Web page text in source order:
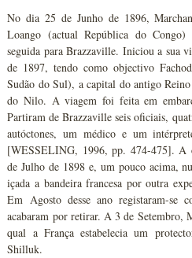
No dia 25 de Junho de 1896,
Loango (actual República do
seguida para Brazzaville. Iniciou a sua
de 1897, tendo como objectivo
Sudão do Sul), a capital do antigo
do Nilo. A viagem foi feita em
Partiram de Brazzaville seis oficiais,
autóctones, um médico e um
[WESSELING, 1996, pp. 474-475]. A
de Julho de 1898 e, um pouco acima,
içada a bandeira francesa por outra
Em Agosto desse ano registaram-se
acabaram por retirar. A 3 de Setembro,
qual a França estabelecia um
Shilluk.